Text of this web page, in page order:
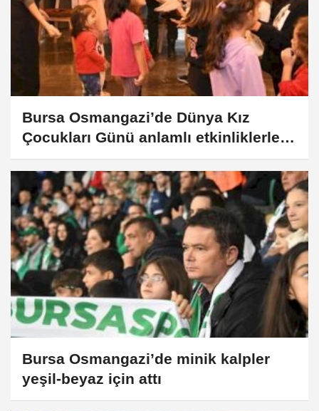
Bursa Osmangazi’de Dünya Kız
Çocukları Günü anlamlı etkinliklerle
kutlandı
Bursa Osmangazi’de minik kalpler
yeşil-beyaz için attı